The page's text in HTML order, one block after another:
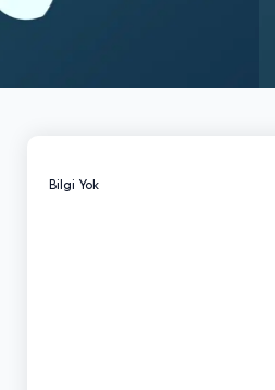
Bilgi Yok